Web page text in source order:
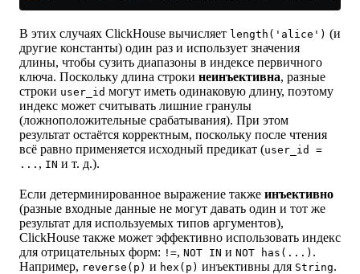
В этих случаях ClickHouse вычисляет length('alice') (и
другие константы) один раз и использует значения
длины, чтобы сузить диапазоны в индексе первичного
ключа. Поскольку длина строки неинъективна, разные
строки user_id могут иметь одинаковую длину, поэтому
индекс может считывать лишние гранулы
(ложноположительные срабатывания). При этом
результат остаётся корректным, поскольку после чтения
всё равно применяется исходный предикат (user_id =
... , IN и т. д.).
Если детерминированное выражение также инъективно
(разные входные данные не могут давать один и тот же
результат для используемых типов аргументов),
ClickHouse также может эффективно использовать индекс
для отрицательных форм: !=, NOT IN и NOT has(...) .
Например, reverse(p) и hex(p) инъективны для String.